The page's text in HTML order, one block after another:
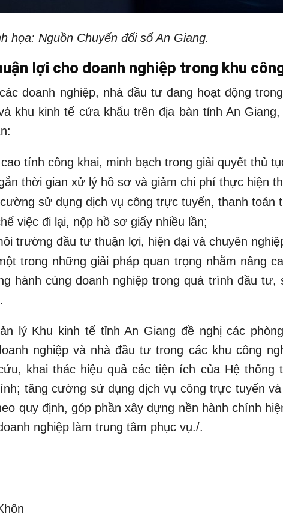
họa: Nguồn Chuyển đổi số An Giang.
lợi cho doanh nghiệp trong khu
doanh nghiệp, nhà đầu tư đang hoạt động
khu kinh tế cửa khẩu trên địa bàn tỉnh An
tính công khai, minh bạch trong giải quyết thủ
thời gian xử lý hồ sơ và giảm chi phí thực hiện
sử dụng dịch vụ công trực tuyến, thanh toán
việc đi lại, nộp hồ sơ giấy nhiều lần;
trường đầu tư thuận lợi, hiện đại và chuyên
trong những giải pháp quan trọng nhằm nâng
hành cùng doanh nghiệp trong quá trình đầu tư,
lý Khu kinh tế tỉnh An Giang đề nghị các
nghiệp và nhà đầu tư trong các khu công
khai thác hiệu quả các tiện ích của Hệ thống
tăng cường sử dụng dịch vụ công trực tuyến
quy định, góp phần xây dựng nền hành chính
nghiệp làm trung tâm phục vụ./.